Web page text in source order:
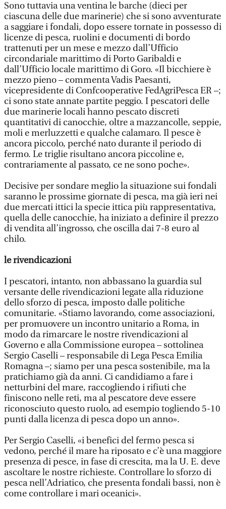
Sono tuttavia una ventina le barche (dieci per
ciascuna delle due marinerie) che si sono avventurate
a saggiare i fondali, dopo essere tornate in possesso di
licenze di pesca, ruolini e documenti di bordo
trattenuti per un mese e mezzo dall’Ufficio
circondariale marittimo di Porto Garibaldi e
dall’Ufficio locale marittimo di Goro. «Il bicchiere è
mezzo pieno – commenta Vadis Paesanti,
vicepresidente di Confcooperative FedAgriPesca ER –;
ci sono state annate partite peggio. I pescatori delle
due marinerie locali hanno pescato discreti
quantitativi di canocchie, oltre a mazzancolle, seppie,
moli e merluzzetti e qualche calamaro. Il pesce è
ancora piccolo, perché nato durante il periodo di
fermo. Le triglie risultano ancora piccoline e,
contrariamente al passato, ce ne sono poche».
Decisive per sondare meglio la situazione sui fondali
saranno le prossime giornate di pesca, ma già ieri nei
due mercati ittici la specie ittica più rappresentativa,
quella delle canocchie, ha iniziato a definire il prezzo
di vendita all’ingrosso, che oscilla dai 7-8 euro al
chilo.
le rivendicazioni
I pescatori, intanto, non abbassano la guardia sul
versante delle rivendicazioni legate alla riduzione
dello sforzo di pesca, imposto dalle politiche
comunitarie. «Stiamo lavorando, come associazioni,
per promuovere un incontro unitario a Roma, in
modo da rimarcare le nostre rivendicazioni al
Governo e alla Commissione europea – sottolinea
Sergio Caselli – responsabile di Lega Pesca Emilia
Romagna –; siamo per una pesca sostenibile, ma la
pratichiamo già da anni. Ci candidiamo a fare i
netturbini del mare, raccogliendo i rifiuti che
finiscono nelle reti, ma al pescatore deve essere
riconosciuto questo ruolo, ad esempio togliendo 5-10
punti dalla licenza di pesca dopo un anno».
Per Sergio Caselli, «i benefici del fermo pesca si
vedono, perché il mare ha riposato e c’è una maggiore
presenza di pesce, in fase di crescita, ma la U. E. deve
ascoltare le nostre richieste. Controllare lo sforzo di
pesca nell’Adriatico, che presenta fondali bassi, non è
come controllare i mari oceanici».